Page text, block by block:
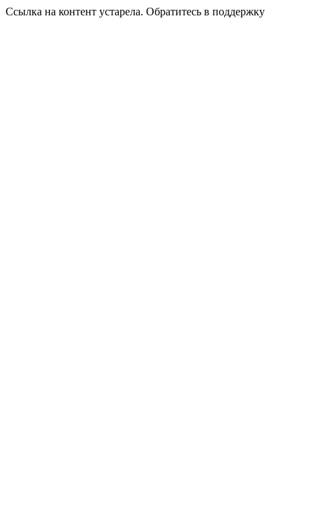
Ссылка на контент устарела. Обратитесь в поддержку